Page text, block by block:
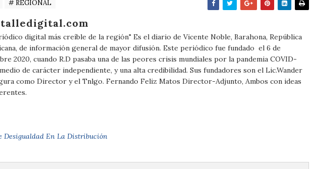
# REGIONAL
digital más creíble de la región" Es el diario de Vicente Noble, Barahona, República
de información general de mayor difusión. Este periódico fue fundado el 6 de
2020, cuando R.D pasaba una de las peores crisis mundiales por la pandemia COVID-
de carácter independiente, y una alta credibilidad. Sus fundadores son el Lic.Wander
como Director y el Tnlgo. Fernando Feliz Matos Director-Adjunto, Ambos con ideas
Desigualdad En La Distribución